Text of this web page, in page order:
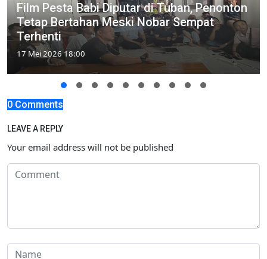
Film Pesta Babi Diputar di Tuban, Penonton
Tetap Bertahan Meski Nobar Sempat
Terhenti
17 Mei 2026 18:00
0 Comments
LEAVE A REPLY
Your email address will not be published